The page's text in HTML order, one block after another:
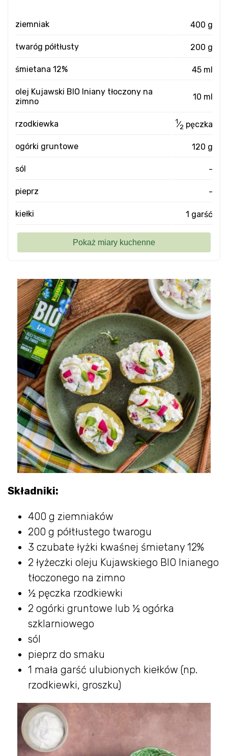
Składniki:
400 g ziemniaków
200 g półtłustego twarogu
3 czubate łyżki kwaśnej śmietany 12%
2 łyżeczki oleju Kujawskiego BIO lnianego
tłoczonego na zimno
½ pęczka rzodkiewki
2 ogórki gruntowe lub ½ ogórka
szklarniowego
sól
pieprz do smaku
1 mała garść ulubionych kiełków (np.
rzodkiewki, groszku)
ziemniak 400 g
twaróg półtłusty 200 g
śmietana 12% 45 ml
olej Kujawski BIO lniany tłoczony na
zimno
10 ml
rzodkiewka 1⁄2 pęczka
ogórki gruntowe 120 g
sól -
pieprz -
kiełki 1 garść